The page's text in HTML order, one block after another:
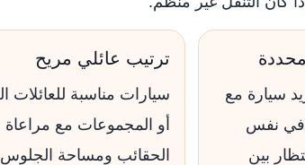
سيارة مع
في نفس
بين
ترتيب عائلي مريح
سيارات مناسبة للعائلات
أو المجموعات مع مراعاة
الحقائب ومساحة الجلوس